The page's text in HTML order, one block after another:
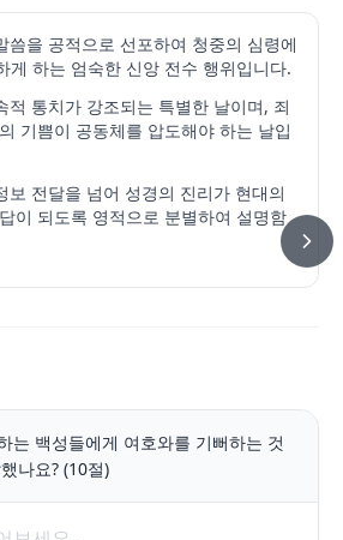
씀을 공적으로 선포하여 청중의 심령에
게 하는 엄숙한 신앙 전수 행위입니다.
적 통치가 강조되는 특별한 날이며, 죄
기쁨이 공동체를 압도해야 하는 날입
보 전달을 넘어 성경의 진리가 현대의
이 되도록 영적으로 분별하여 설명함
는 백성들에게 여호와를 기뻐하는 것
나요? (10절)